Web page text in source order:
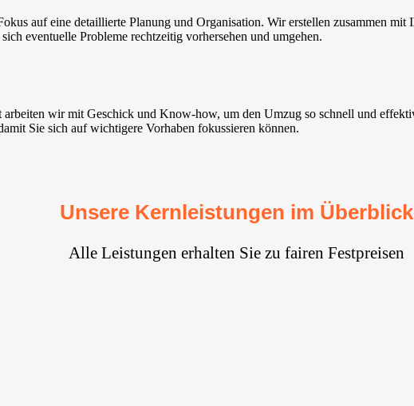
auf eine detaillierte Planung und Organisation. Wir erstellen zusammen
eventuelle Probleme rechtzeitig vorhersehen und umgehen.
arbeiten wir mit Geschick und Know-how, um den Umzug so schnell und
Sie sich auf wichtigere Vorhaben fokussieren können.
Unsere Kernleistungen im Überblick
Alle Leistungen erhalten Sie zu fairen Festpreisen